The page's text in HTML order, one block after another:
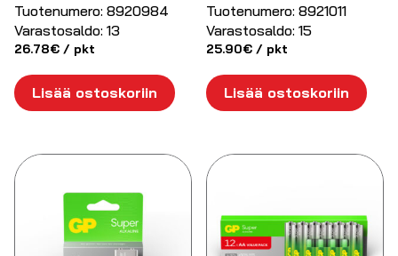
Tuotenumero: 8920984
Varastosaldo: 13
26.78€ / pkt
Lisää ostoskoriin
Tuotenumero: 8921011
Varastosaldo: 15
25.90€ / pkt
Lisää ostoskoriin